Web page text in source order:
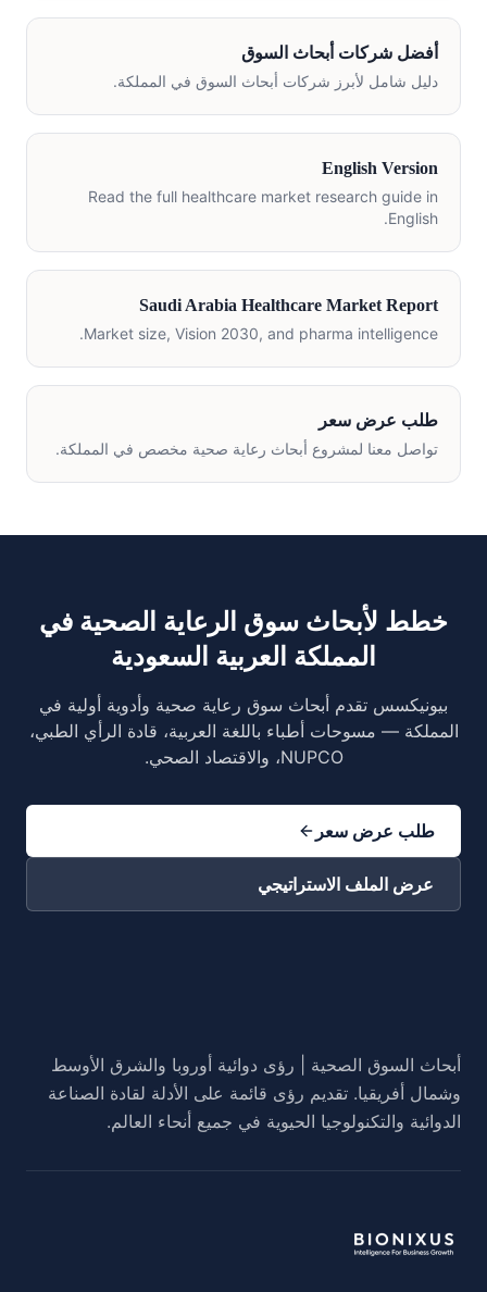
أفضل شركات أبحاث السوق
دليل شامل لأبرز شركات أبحاث السوق في المملكة.
English Version
Read the full healthcare market research guide in
English.
Saudi Arabia Healthcare Market Report
Market size, Vision 2030, and pharma intelligence.
طلب عرض سعر
تواصل معنا لمشروع أبحاث رعاية صحية مخصص في المملكة.
خطط لأبحاث سوق الرعاية الصحية في
المملكة العربية السعودية
بيونيكسس تقدم أبحاث سوق رعاية صحية وأدوية أولية في
المملكة — مسوحات أطباء باللغة العربية، قادة الرأي الطبي،
NUPCO، والاقتصاد الصحي.
طلب عرض سعر
عرض الملف الاستراتيجي
أبحاث السوق الصحية | رؤى دوائية أوروبا والشرق الأوسط
وشمال أفريقيا. تقديم رؤى قائمة على الأدلة لقادة الصناعة
الدوائية والتكنولوجيا الحيوية في جميع أنحاء العالم.